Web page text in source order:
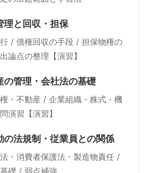
理と回収・担保
/ 債権回収の手段 / 担保物権の
論点の整理【演習】
の管理・会社法の基礎
・不動産 / 企業組織・株式・機
演習【演習】
の法規制・従業員との関係
・消費者保護法・製造物責任 /
礎 / 弱点補強